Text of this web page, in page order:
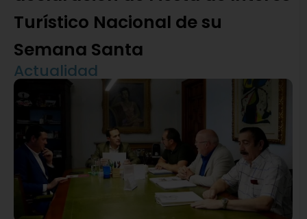
Turístico Nacional de su
Semana Santa
Actualidad